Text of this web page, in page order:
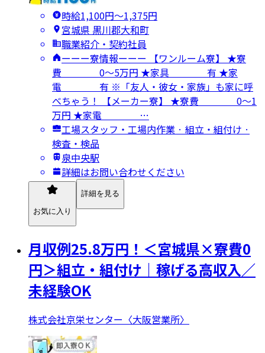
時給1,100円〜1,375円
宮城県 黒川郡大和町
職業紹介・契約社員
ーーー寮情報ーーー 【ワンルーム寮】 ★寮
費 0～5万円 ★家具 有 ★家
電 有 ※「友人・彼女・家族」も家に呼
べちゃう！ 【メーカー寮】 ★寮費 0～1
万円 ★家電 …
工場スタッフ・工場内作業 · 組立・組付け ·
検査・検品
泉中央駅
詳細はお問い合わせください
お気に入り
詳細を見る
月収例25.8万円！＜宮城県×寮費0
円＞組立・組付け｜稼げる高収入／
未経験OK
株式会社京栄センター〈大阪営業所〉